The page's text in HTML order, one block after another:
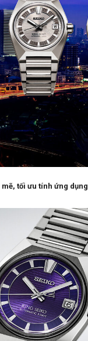
tối ưu tính ứng dụng